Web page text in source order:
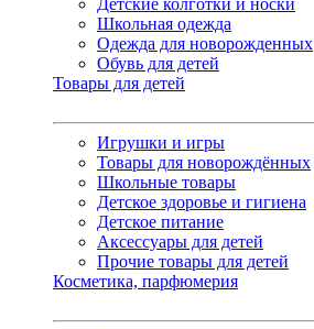
Школьная одежда
Одежда для новорожденных
Обувь для детей
Товары для детей
Игрушки и игры
Товары для новорождённых
Школьные товары
Детское здоровье и гигиена
Детское питание
Аксессуары для детей
Прочие товары для детей
Косметика, парфюмерия